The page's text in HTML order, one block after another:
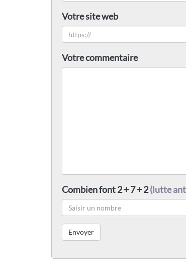
Votre site web
Votre commentaire
Combien font 2 + 7 + 2(lutte